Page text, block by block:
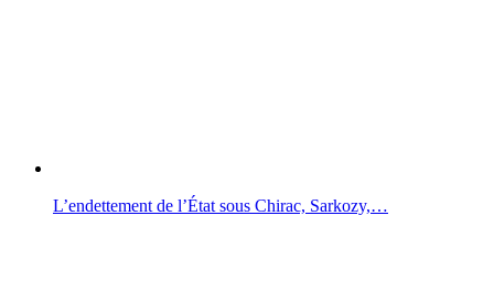
L’endettement de l’État sous Chirac, Sarkozy,…